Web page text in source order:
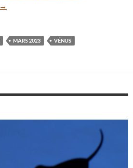
Éphémérides : le ciel du mois de mars
→
MARS 2023 VÉNUS